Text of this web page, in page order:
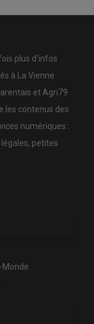
plus d’infos
à La Vienne
et Agri79.
les contenus des
numériques :
petites
Monde